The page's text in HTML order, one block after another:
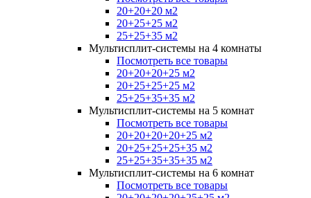
20+20+20 м2
20+25+25 м2
25+25+35 м2
Мультисплит-системы на 4 комнаты
Посмотреть все товары
20+20+20+25 м2
20+25+25+25 м2
25+25+35+35 м2
Мультисплит-системы на 5 комнат
Посмотреть все товары
20+20+20+20+25 м2
20+25+25+25+35 м2
25+25+35+35+35 м2
Мультисплит-системы на 6 комнат
Посмотреть все товары